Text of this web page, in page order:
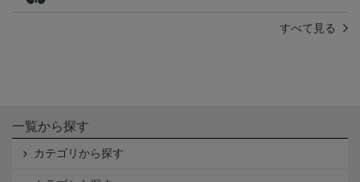
すべて見る
一覧から探す
カテゴリから探す